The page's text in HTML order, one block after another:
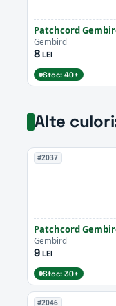
Patchcord
Gembird
8LEI
Stoc: 40+
Alte
#2037
Patchcord
Gembird
9LEI
Stoc: 30+
#2046